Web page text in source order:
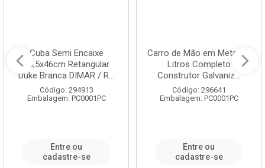
Cuba Semi Encaixe
58,5x46cm Retangular
Duke Branca DIMAR / R...
Código: 294913
Embalagem: PC0001PC
Entre ou
cadastre-se
Carro de Mão em Metal 60
Litros Completo
Construtor Galvaniz...
Código: 296641
Embalagem: PC0001PC
Entre ou
cadastre-se